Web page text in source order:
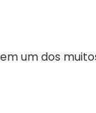
um dos